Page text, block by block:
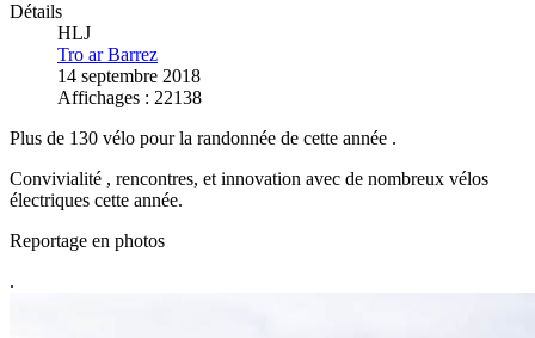
Détails
HLJ
Tro ar Barrez
14 septembre 2018
Affichages : 22138
Plus de 130 vélo pour la randonnée de cette année .
Convivialité , rencontres, et innovation avec de nombreux vélos
électriques cette année.
Reportage en photos
.